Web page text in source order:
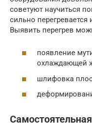
советуют научиться
сильно перегревается
Выявить перегрев
появление
охлаждающей
шлифовка